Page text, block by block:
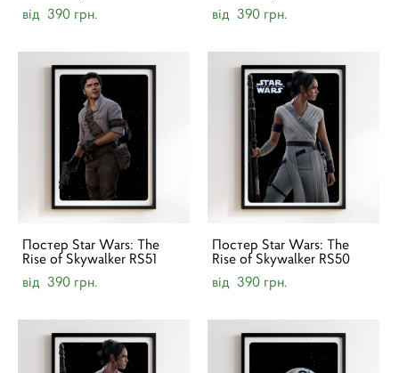
від 390 грн.
від 390 грн.
Постер Star Wars: The
Rise of Skywalker RS51
від 390 грн.
Постер Star Wars: The
Rise of Skywalker RS50
від 390 грн.